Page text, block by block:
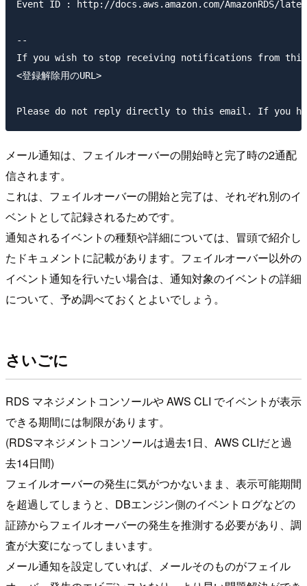
Event ID : http://docs.aws.amazon.com/AmazonRDS/
--
If you wish to stop receiving notifications from
<登録解除用のURL>
メール通知は、フェイルオーバーの開始時と完了時の2通配
信されます。
これは、フェイルオーバーの開始と完了は、それぞれ別のイ
ベントとして記録されるためです。
通知されるイベントの種類や詳細については、冒頭で紹介し
たドキュメントに記載があります。フェイルオーバー以外の
イベント通知を行いたい場合は、通知対象のイベントの詳細
について、予め調べておくとよいでしょう。
さいごに
RDS マネジメントコンソールや AWS CLI でイベントが表示
できる期間には制限があります。
(RDSマネジメントコンソールは過去1日、AWS CLIだと過
去14日間)
フェイルオーバーの発生に気がつかないまま、表示可能期間
を超過してしまうと、DBエンジン側のイベントログなどの
証跡からフェイルオーバーの発生を推測する必要があり、調
査が大変になってしまいます。
メール通知を設定していれば、メールそのものがフェイル